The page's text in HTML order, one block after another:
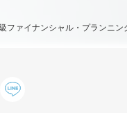
ファイナンシャル・プランニン